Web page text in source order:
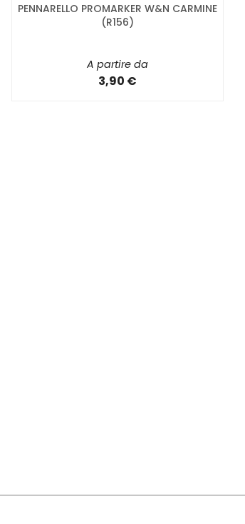
PENNARELLO PROMARKER W&N CARMINE
(R156)
A partire da
3,90 €